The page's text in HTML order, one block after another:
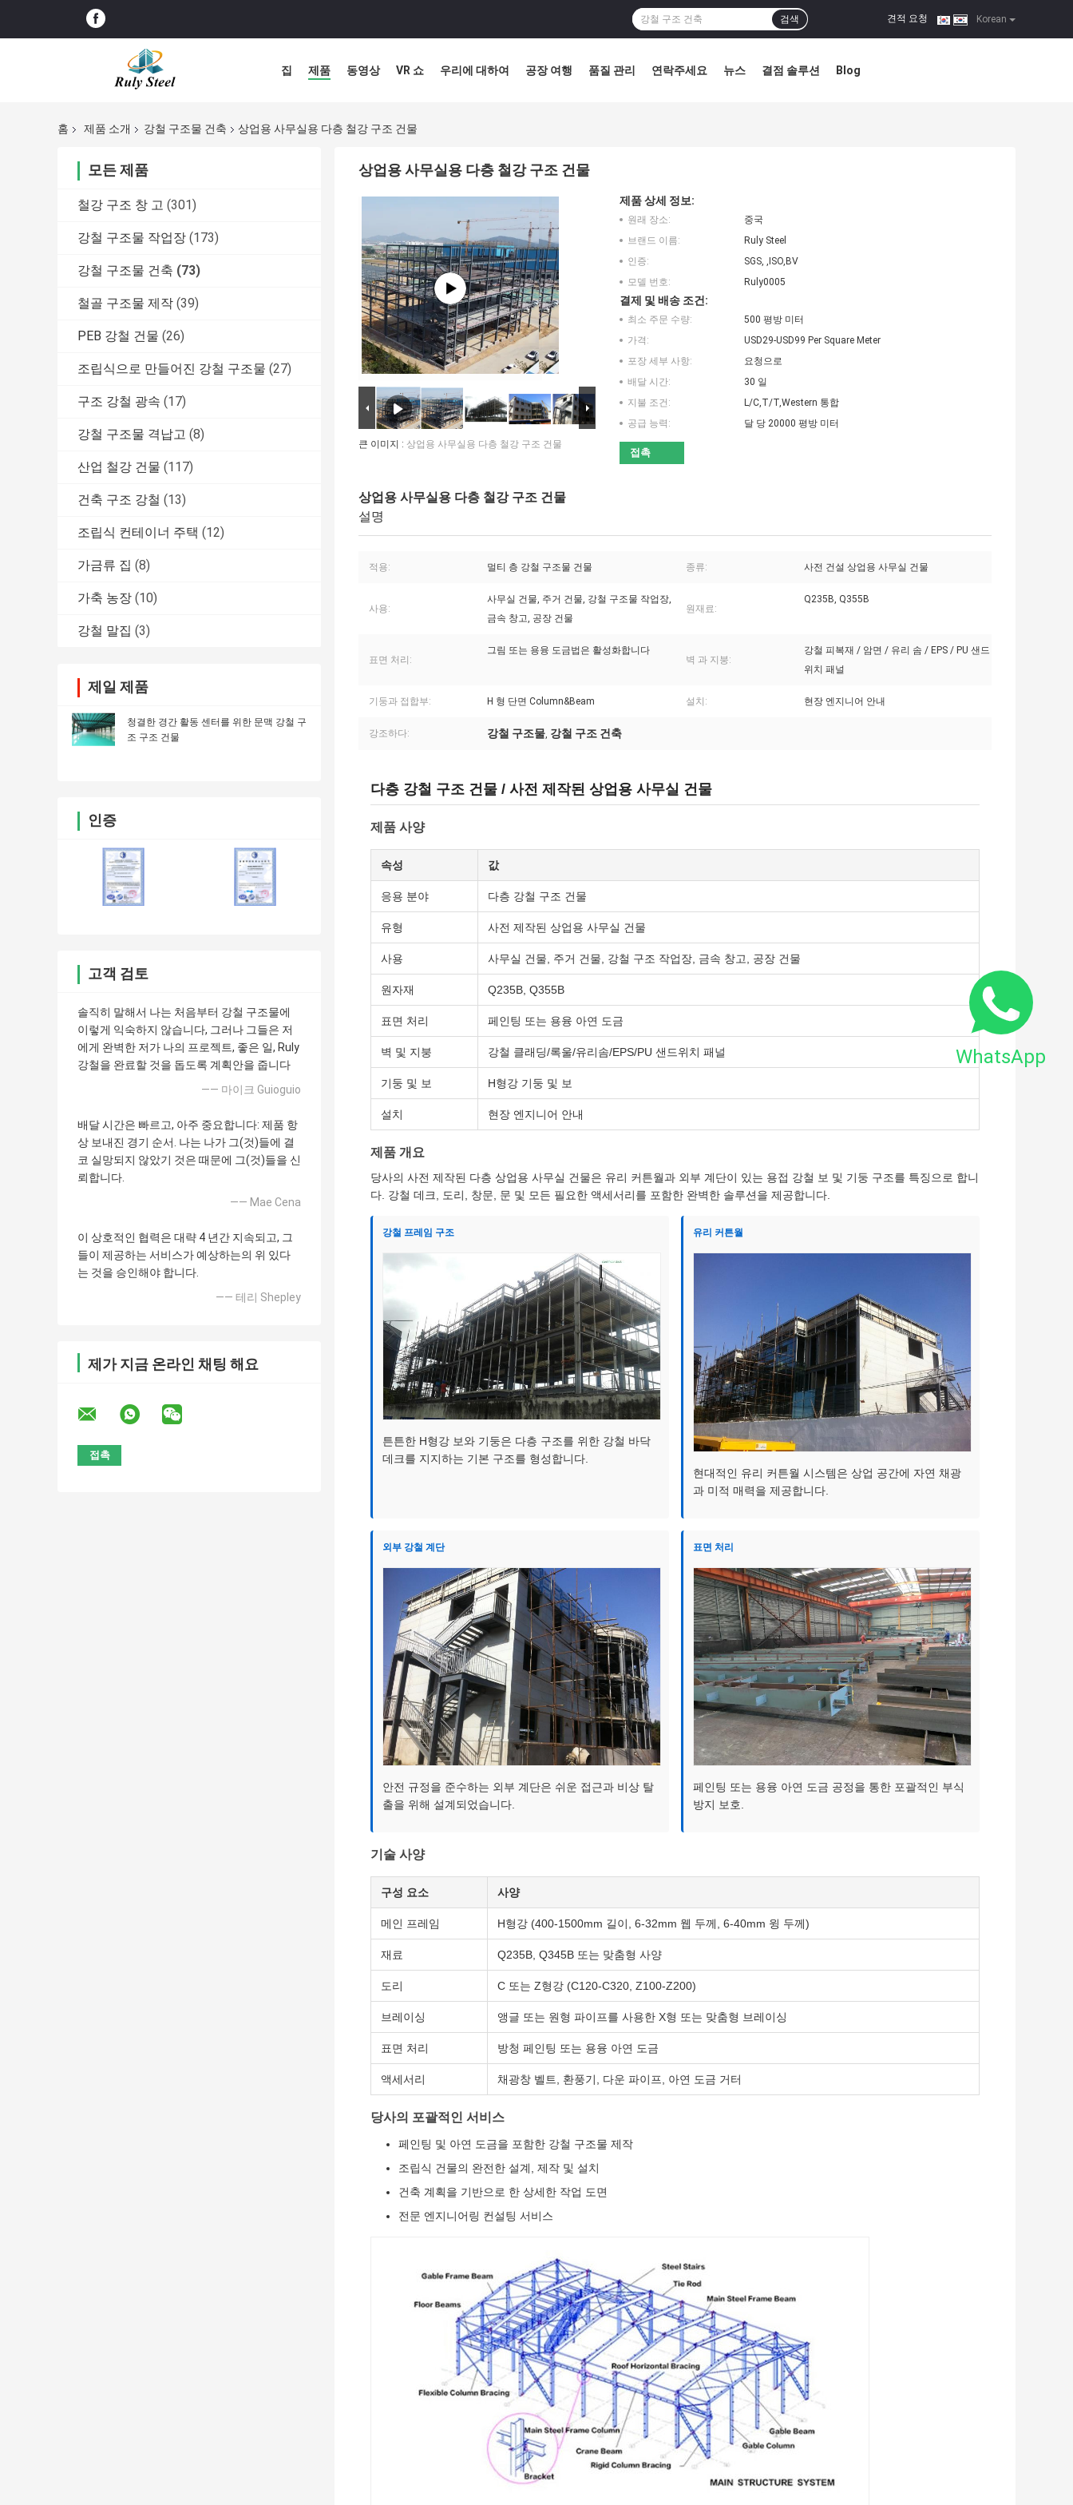
Korean
견적 요청 |
검색
집 제품 동영상 VR 쇼 우리에 대하여 공장 여행 품질 관리 연락주세요 뉴스 결점 솔루션 Blog
홈 제품 소개 강철 구조물 건축 상업용 사무실용 다층 철강 구조 건물
모든 제품
철강 구조 창 고 (301)
강철 구조물 작업장 (173)
강철 구조물 건축 (73)
철골 구조물 제작 (39)
PEB 강철 건물 (26)
조립식으로 만들어진 강철 구조물 (27)
구조 강철 광속 (17)
강철 구조물 격납고 (8)
산업 철강 건물 (117)
건축 구조 강철 (13)
조립식 컨테이너 주택 (12)
가금류 집 (8)
가축 농장 (10)
강철 말집 (3)
제일 제품
청결한 경간 활동 센터를 위한 문맥 강철 구
조 구조 건물
인증
고객 검토
솔직히 말해서 나는 처음부터 강철 구조물에
이렇게 익숙하지 않습니다, 그러나 그들은 저
에게 완벽한 저가 나의 프로젝트, 좋은 일, Ruly
강철을 완료할 것을 돕도록 계획안을 줍니다
—— 마이크 Guioguio
배달 시간은 빠르고, 아주 중요합니다: 제품 항
상 보내진 경기 순서. 나는 나가 그(것)들에 결
코 실망되지 않았기 것은 때문에 그(것)들을 신
뢰합니다.
—— Mae Cena
이 상호적인 협력은 대략 4 년간 지속되고, 그
들이 제공하는 서비스가 예상하는의 위 있다
는 것을 승인해야 합니다.
—— 테리 Shepley
제가 지금 온라인 채팅 해요
상업용 사무실용 다층 철강 구조 건물
큰 이미지 : 상업용 사무실용 다층 철강 구조 건물
제품 상세 정보:
원래 장소:
중국
브랜드 이름:
Ruly Steel
인증:
SGS, ,ISO,BV
모델 번호:
Ruly0005
결제 및 배송 조건:
최소 주문 수량:
500 평방 미터
가격:
USD29-USD99 Per Square Meter
포장 세부 사항:
요청으로
배달 시간:
30 일
지불 조건:
L/C,T/T,Western 통합
공급 능력:
달 당 20000 평방 미터
접촉
상업용 사무실용 다층 철강 구조 건물
설명
적용: 멀티 층 강철 구조물 건물 종류: 사전 건설 상업용 사무실 건물
사용:
사무실 건물, 주거 건물, 강철 구조물 작업장,
금속 창고, 공장 건물
원재료:
Q235B, Q355B
표면 처리:
그림 또는 용융 도금법은 활성화합니다
벽 과 지붕:
강철 피복재 / 암면 / 유리 솜 / EPS / PU 샌드
위치 패널
기둥과 접합부: H 형 단면 Column&Beam 설치: 현장 엔지니어 안내
강조하다: 강철 구조물, 강철 구조 건축
다층 강철 구조 건물 / 사전 제작된 상업용 사무실 건물
제품 사양
속성 값
응용 분야 다층 강철 구조 건물
유형 사전 제작된 상업용 사무실 건물
사용 사무실 건물, 주거 건물, 강철 구조 작업장, 금속 창고, 공장 건물
원자재 Q235B, Q355B
표면 처리 페인팅 또는 용융 아연 도금
벽 및 지붕 강철 클래딩/록울/유리솜/EPS/PU 샌드위치 패널
기둥 및 보 H형강 기둥 및 보
설치 현장 엔지니어 안내
제품 개요
당사의 사전 제작된 다층 상업용 사무실 건물은 유리 커튼월과 외부 계단이 있는 용접 강철 보 및 기둥 구조를 특징으로 합니
다. 강철 데크, 도리, 창문, 문 및 모든 필요한 액세서리를 포함한 완벽한 솔루션을 제공합니다.
강철 프레임 구조
튼튼한 H형강 보와 기둥은 다층 구조를 위한 강철 바닥
데크를 지지하는 기본 구조를 형성합니다.
유리 커튼월
현대적인 유리 커튼월 시스템은 상업 공간에 자연 채광
과 미적 매력을 제공합니다.
외부 강철 계단
안전 규정을 준수하는 외부 계단은 쉬운 접근과 비상 탈
출을 위해 설계되었습니다.
표면 처리
페인팅 또는 용융 아연 도금 공정을 통한 포괄적인 부식
방지 보호.
기술 사양
구성 요소 사양
메인 프레임 H형강 (400-1500mm 길이, 6-32mm 웹 두께, 6-40mm 윙 두께)
재료 Q235B, Q345B 또는 맞춤형 사양
도리 C 또는 Z형강 (C120-C320, Z100-Z200)
브레이싱 앵글 또는 원형 파이프를 사용한 X형 또는 맞춤형 브레이싱
표면 처리 방청 페인팅 또는 용융 아연 도금
액세서리 채광창 벨트, 환풍기, 다운 파이프, 아연 도금 거터
당사의 포괄적인 서비스
페인팅 및 아연 도금을 포함한 강철 구조물 제작
조립식 건물의 완전한 설계, 제작 및 설치
건축 계획을 기반으로 한 상세한 작업 도면
전문 엔지니어링 컨설팅 서비스
WhatsApp